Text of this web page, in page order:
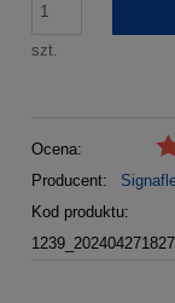
szt.
Ocena:
Producent:
Kod produktu: